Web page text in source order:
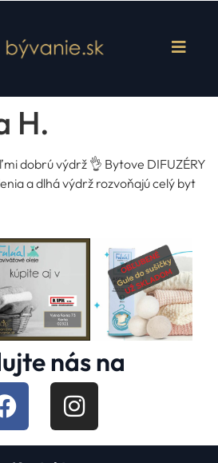
H.
dobrú výdrž 👌 Bytove DIFUZÉRY
a dlhá výdrž rozvoňajú celý byt
nás na